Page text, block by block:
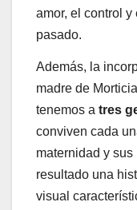
amor, el control y
pasado.
Además, la
madre de
tenemos a tres
conviven cada
maternidad y
resultado una
visual